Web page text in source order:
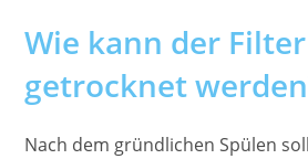
Wie kann der
getrocknet
Nach dem gründlichen Spülen